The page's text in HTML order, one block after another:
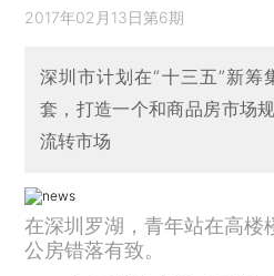
2017年02月13日第6期
深圳市计划在“十三五”新
套，打造一个和商品房市场
流转市场
在深圳罗湖，青年站在高楼
公房错落有致。